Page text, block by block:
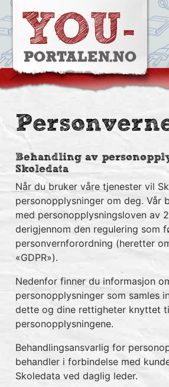
Behandling av
Skoledata
Når du bruker våre tjenester vil
personopplysninger om deg. Vår
med personopplysningsloven av
derigjennom den regulering som
personvernforordning (heretter
«GDPR»).
Nedenfor finner du informasjon
personopplysninger som samles
dette og dine rettigheter knyttet
personopplysningene.
Behandlingsansvarlig for
behandler i forbindelse med
Skoledata ved daglig leder.